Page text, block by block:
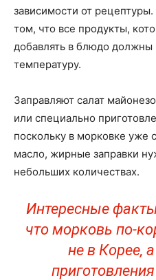
зависимости от
том, что все продукты,
добавлять в блюдо
температуру.
Заправляют салат
или специально
поскольку в морковке уже
масло, жирные заправки
небольших количествах.
Интересные
что морковь по-
не в Корее,